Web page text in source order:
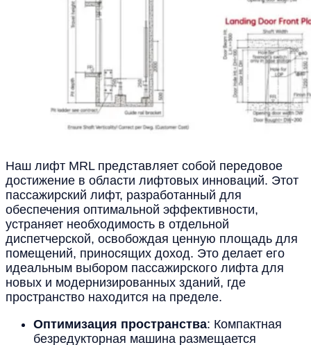
Наш лифт MRL представляет собой передовое
достижение в области лифтовых инноваций. Этот
пассажирский лифт, разработанный для
обеспечения оптимальной эффективности,
устраняет необходимость в отдельной
диспетчерской, освобождая ценную площадь для
помещений, приносящих доход. Это делает его
идеальным выбором пассажирского лифта для
новых и модернизированных зданий, где
пространство находится на пределе.
Оптимизация пространства: Компактная
безредукторная машина размещается